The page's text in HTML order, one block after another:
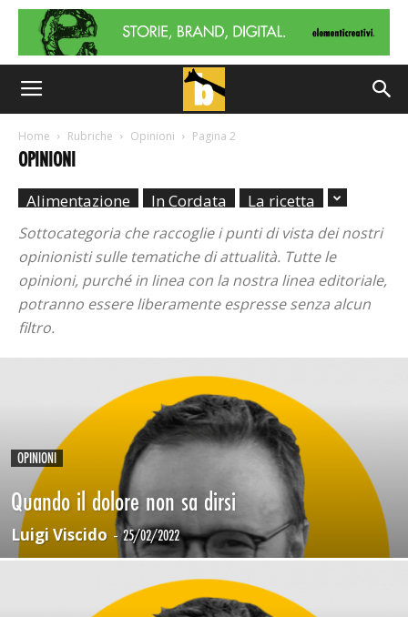
Home Rubriche Opinioni Pagina 2
OPINIONI
Alimentazione In Cordata La ricetta
Sottocategoria che raccoglie i punti di vista dei nostri
opinionisti sulle tematiche di attualità. Tutte le
opinioni, purché in linea con la nostra linea editoriale,
potranno essere liberamente espresse senza alcun
filtro.
OPINIONI
Quando il dolore non sa dirsi
Luigi Viscido - 25/02/2022